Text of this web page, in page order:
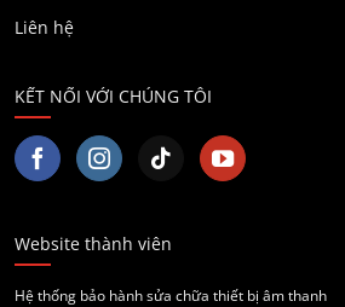
Liên hệ
KẾT NỐI VỚI CHÚNG TÔI
Website thành viên
Hệ thống bảo hành sửa chữa thiết bị âm thanh